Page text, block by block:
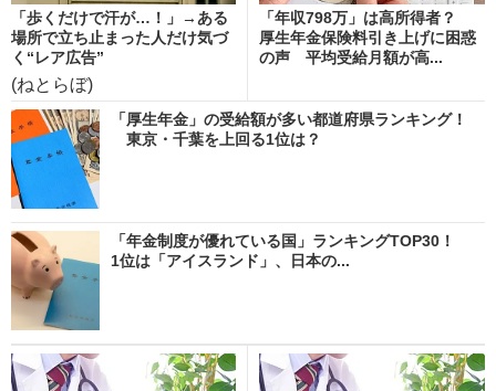
「歩くだけで汗が…！」→ある
場所で立ち止まった人だけ気づ
く“レア広告”
(ねとらぼ)
「年収798万」は高所得者？
厚生年金保険料引き上げに困惑
の声 平均受給月額が高...
「厚生年金」の受給額が多い都道府県ランキング！
東京・千葉を上回る1位は？
「年金制度が優れている国」ランキングTOP30！
1位は「アイスランド」、日本の...